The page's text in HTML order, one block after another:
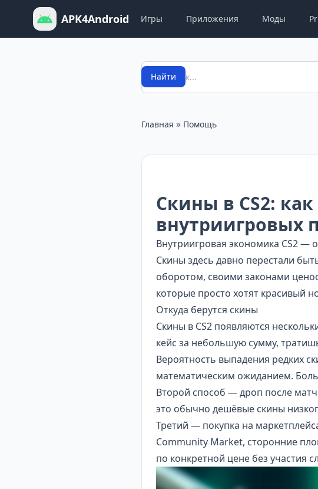
APK4Android Игры Приложения Моды
Поиск
Найти
Главная » Помощь
Скины в CS2:
внутриигровых
Внутриигровая экономика CS2 —
Скины здесь давно перестали
оборотом, своими законами
которые просто хотят красивый
Откуда берутся скины
Скины в CS2 появляются
кейс за небольшую сумму,
Вероятность выпадения редких
математическим ожиданием.
Второй способ — дроп после
это обычно дешёвые скины
Третий — покупка на
Community Market, сторонние
по конкретной цене без участия